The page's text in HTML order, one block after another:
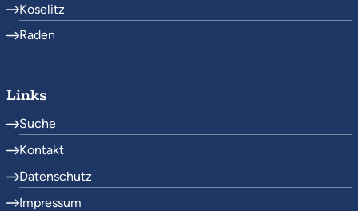
Koselitz
Raden
Links
Suche
Kontakt
Datenschutz
Impressum